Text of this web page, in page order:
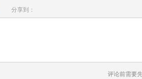
分享到：
评论前需要